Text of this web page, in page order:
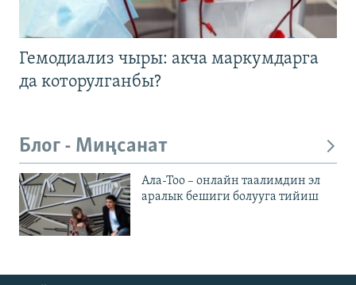
Гемодиализ чыры: акча маркумдарга
да которулганбы?
Блог - Миңсанат
Ала-Тоо – онлайн таалимдин эл
аралык бешиги болууга тийиш